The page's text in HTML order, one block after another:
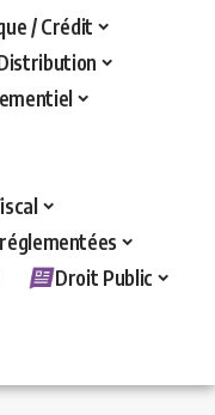
/ Crédit
Droit Public
intellectuelle et TIC>